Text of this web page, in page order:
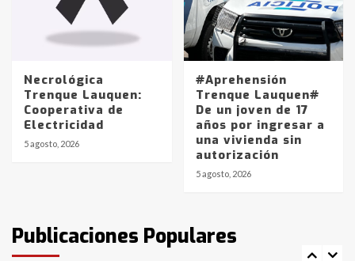
Necrológica
Trenque Lauquen:
Cooperativa de
Electricidad
5 agosto, 2026
#Aprehensión
Trenque Lauquen#
De un joven de 17
años por ingresar a
una vivienda sin
autorización
5 agosto, 2026
Publicaciones Populares
Los precios de los combustibles en
La Pampa, desde YPF hasta Axion
entre 857 a 1338 pesos
La Bolsa de Cereales de Bahía
Blanca anticipa que Agosto vendrá
con lluvias y heladas, en gran parte
fueron detenidos por
comercialización de drogas en la
tarde del sábado